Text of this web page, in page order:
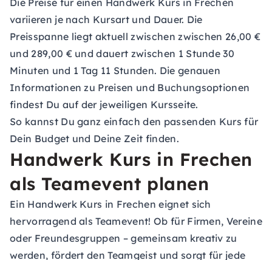
Die Preise für einen Handwerk Kurs in Frechen
variieren je nach Kursart und Dauer. Die
Preisspanne liegt aktuell zwischen zwischen 26,00 €
und 289,00 € und dauert zwischen 1 Stunde 30
Minuten und 1 Tag 11 Stunden. Die genauen
Informationen zu Preisen und Buchungsoptionen
findest Du auf der jeweiligen Kursseite.
So kannst Du ganz einfach den passenden Kurs für
Dein Budget und Deine Zeit finden.
Handwerk Kurs in Frechen
als Teamevent planen
Ein Handwerk Kurs in Frechen eignet sich
hervorragend als Teamevent! Ob für Firmen, Vereine
oder Freundesgruppen – gemeinsam kreativ zu
werden, fördert den Teamgeist und sorgt für jede